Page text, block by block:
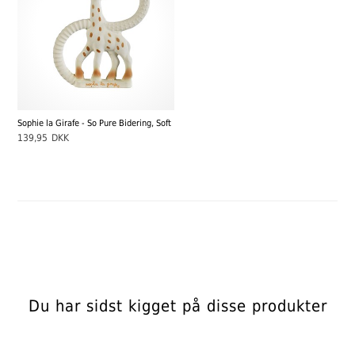
Sophie la Girafe - So Pure Bidering, Soft
139,95 DKK
Du har sidst kigget på disse produkter